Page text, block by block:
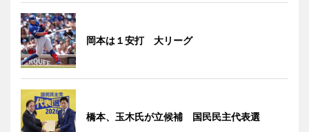
岡本は１安打 大リーグ
橋本、玉木氏が立候補 国民民主代表選